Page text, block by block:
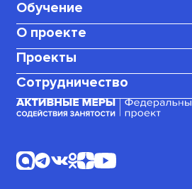
Обучение
Каталог программ
Для мам в декрете
Для граждан, ищущих работу
(или трудоустроенных)
Для пенсионеров
О проекте
Центр карьеры
Политика
конфиденциальности
Проекты
Медиаблог
Календарь вебинаров
Сотрудничество
Корпоративное обучение